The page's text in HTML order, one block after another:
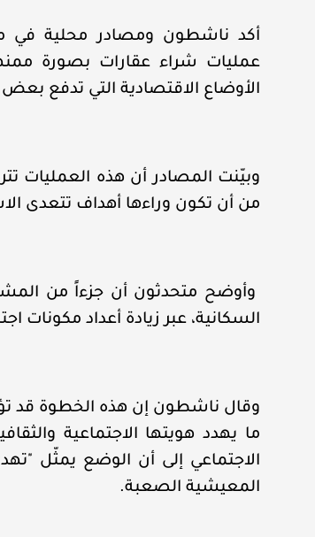
أكد ناشطون ومصادر محلية في
عمليات شراء عقارات بصورة
الأوضاع الاقتصادية التي تدفع
وبيّنت المصادر أن هذه العمليات
من أن تكون وراءها أهداف تتعدى
وأوضح متحدثون أن جزءاً من
السكانية، عبر زيادة أعداد
وقال ناشطون إن هذه الخطوة قد
ما يهدد هويتها الاجتماعية
الاجتماعي إلى أن الوضع يمثّل
المعيشية الصعبة.